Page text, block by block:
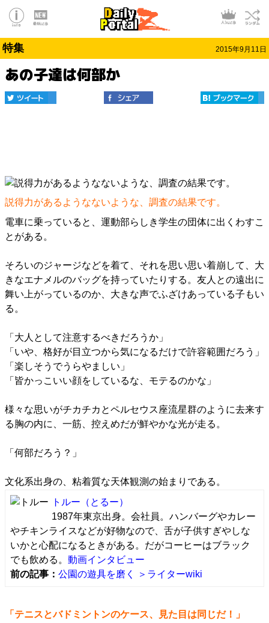
特集 2015年9月11日
あの子達は何部か
説得力があるようなないような、調査の結果です。
電車に乗っていると、運動部らしき学生の団体に出くわすこ
とがある。
そろいのジャージなどを着て、それを思い思い着崩して、大
きなエナメルのバッグを持っていたりする。友人との遠出に
舞い上がっているのか、大きな声でふざけあっている子もい
る。
「大人として注意するべきだろうか」
「いや、格好が目立つから気になるだけで許容範囲だろう」
「楽しそうでうらやましい」
「皆かっこいい顔をしているな、モテるのかな」
様々な思いがチカチカとペルセウス座流星群のように去来す
る胸の内に、一筋、控えめだが鮮やかな光が走る。
「何部だろう？」
文化系出身の、粘着質な天体観測の始まりである。
トルー （とるー）
1987年東京出身。会社員。ハンバーグやカレー
やチキンライスなどが好物なので、舌が子供すぎやしな
いかと心配になるときがある。だがコーヒーはブラック
でも飲める。 動画インタビュー
前の記事： 公園の遊具を磨く ＞ライターwiki
「テニスとバドミントンのケース、見た目は同じだ！」